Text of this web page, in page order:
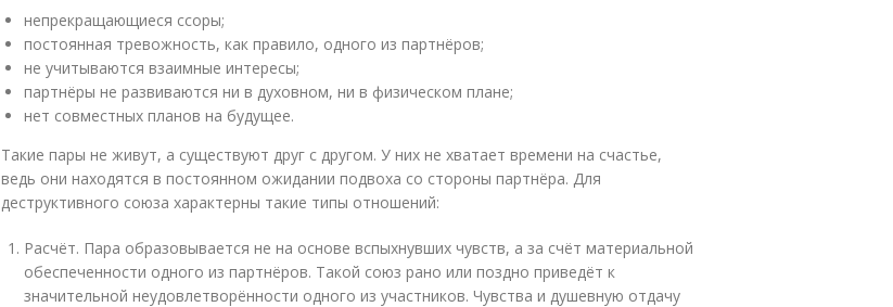
непрекращающиеся ссоры;
постоянная тревожность, как правило, одного из партнёров;
не учитываются взаимные интересы;
партнёры не развиваются ни в духовном, ни в физическом плане;
нет совместных планов на будущее.
Такие пары не живут, а существуют друг с другом. У них не хватает времени на счастье,
ведь они находятся в постоянном ожидании подвоха со стороны партнёра. Для
деструктивного союза характерны такие типы отношений:
Расчёт. Пара образовывается не на основе вспыхнувших чувств, а за счёт материальной
обеспеченности одного из партнёров. Такой союз рано или поздно приведёт к
значительной неудовлетворённости одного из участников. Чувства и душевную отдачу